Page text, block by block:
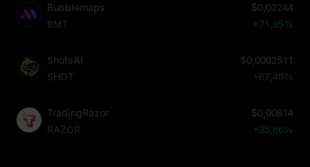
Bubblemaps
BMT
$0,02244
+71,95%
ShotsAI
SHOT
$0,0002511
+67,40%
TradingRazor
RAZOR
$0,00814
+35,66%